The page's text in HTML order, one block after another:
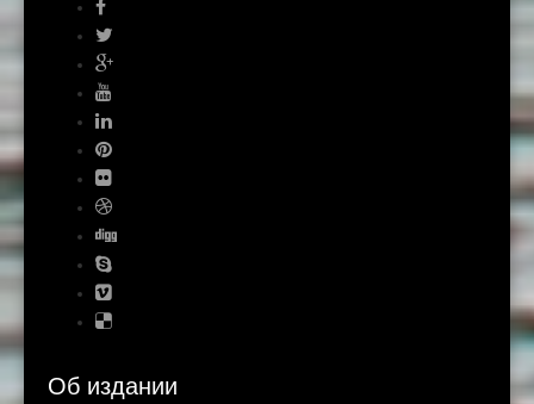
Об издании